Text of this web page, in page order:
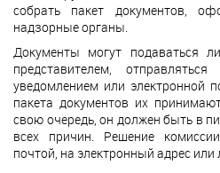
собрать пакет документов,
надзорные органы.
Документы могут подаваться
представителем,
уведомлением или электронной
пакета документов их
свою очередь, он должен быть в
всех причин. Решение
почтой, на электронный адрес или